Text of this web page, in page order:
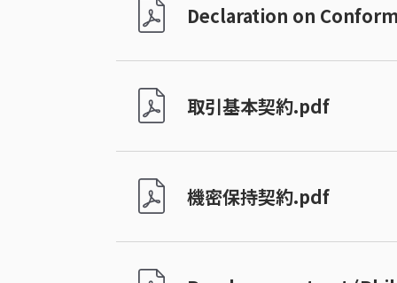
Declaration on
取引基本契約.pdf
機密保持契約.pdf